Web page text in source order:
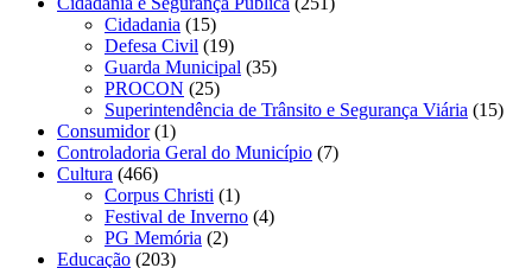
Cidadania (15)
Defesa Civil (19)
Guarda Municipal (35)
PROCON (25)
Superintendência de Trânsito e Segurança Viária (15)
Consumidor(1)
Controladoria Geral do Município (7)
Cultura (466)
Corpus Christi (1)
Festival de Inverno (4)
PG Memória (2)
Educação (203)